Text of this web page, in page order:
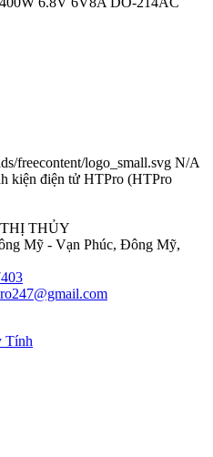
freecontent/logo_small.svg N/A
kiện điện tử HTPro (HTPro
THỦY
Mỹ - Vạn Phúc, Đông Mỹ,
Tính